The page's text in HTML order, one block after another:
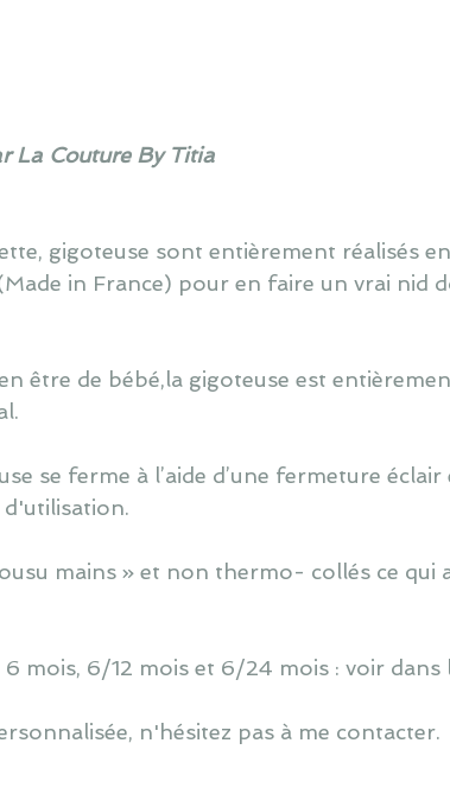
La Couture By Titia
gigoteuse sont entièrement réalisés
in France) pour en faire un vrai nid
être de bébé,la gigoteuse est
se ferme à l’aide d’une fermeture
mains » et non thermo- collés ce qui
mois, 6/12 mois et 6/24 mois : voir dans
n'hésitez pas à me contacter.